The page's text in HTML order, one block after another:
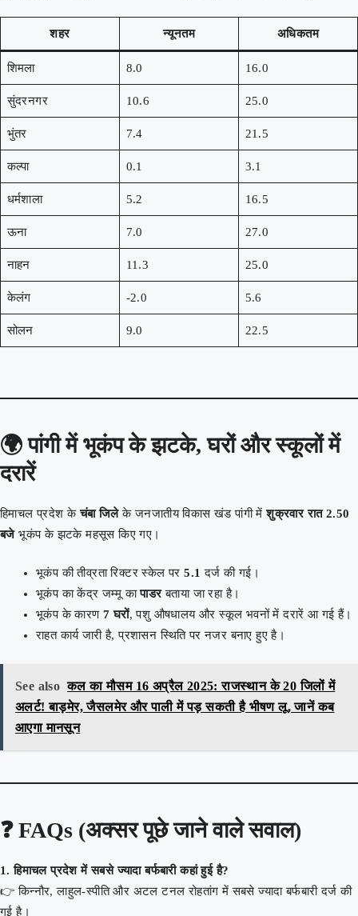
शहर न्यूनतम अधिकतम
शिमला 8.0 16.0
सुंदरनगर 10.6 25.0
भुंतर 7.4 21.5
कल्पा 0.1 3.1
धर्मशाला 5.2 16.5
ऊना 7.0 27.0
नाहन 11.3 25.0
केलंग -2.0 5.6
सोलन 9.0 22.5
🌍पांगी में भूकंप के झटके, घरों और स्कूलों में
दरारें
हिमाचल प्रदेश केचंबा जिलेके जनजातीय विकास खंड पांगी मेंशुक्रवार रात 2.50
बजेभूकंप के झटके महसूस किए गए।
भूकंप की तीव्रता रिक्टर स्केल पर5.1 दर्ज की गई।
भूकंप का केंद्र जम्मू कापाडरबताया जा रहा है।
भूकंप के कारण7 घरों, पशु औषधालय और स्कूल भवनों में दरारें आ गई हैं।
राहत कार्य जारी है, प्रशासन स्थिति पर नजर बनाए हुए है।
See also कल का मौसम 16 अप्रैल 2025: राजस्थान के 20 जिलों में
अलर्ट! बाड़मेर, जैसलमेर और पाली में पड़ सकती है भीषण लू, जानें कब
आएगा मानसून
❓FAQs (अक्सर पूछे जाने वाले सवाल)
1. हिमाचल प्रदेश में सबसे ज्यादा बर्फबारी कहां हुई है?
👉 किन्नौर, लाहुल-स्पीति और अटल टनल रोहतांग में सबसे ज्यादा बर्फबारी दर्ज की
गई है।